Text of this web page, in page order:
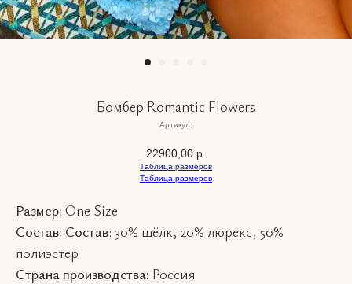
Бомбер Romantic Flowers
Артикул:
22900,00 р.
Таблица размеров
Таблица размеров
Размер: One Size
Состав: Состав: 30% шёлк, 20% люрекс, 50%
полиэстер
Страна производства: Россия